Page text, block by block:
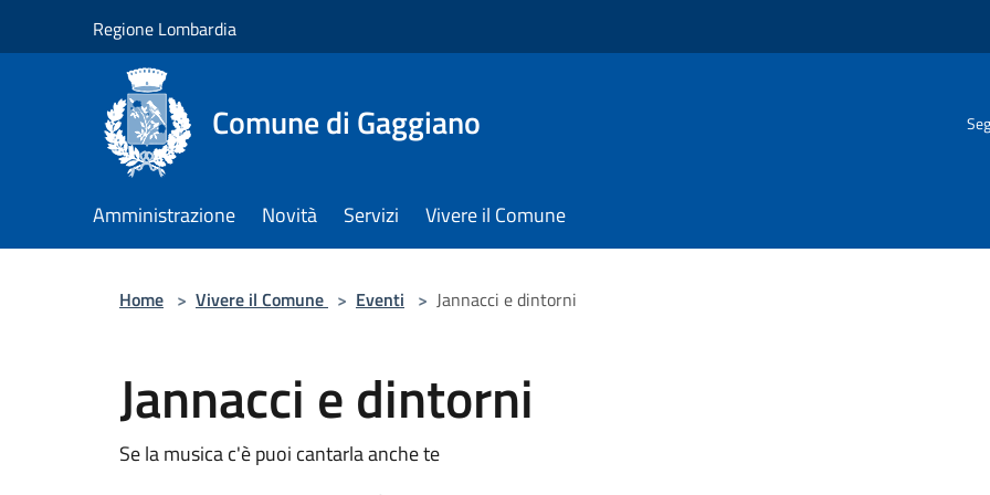
Regione Lombardia
Comune di Gaggiano
Amministrazione Novità Servizi Vivere il Comune
Home > Vivere il Comune > Eventi > Jannacci e dintorni
Jannacci e dintorni
Se la musica c'è puoi cantarla anche te